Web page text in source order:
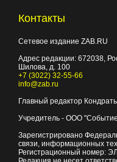
Контакты
Сетевое издание ZAB.RU
Адрес редакции: 672038,
Шилова, д. 100
+7 (3022) 32-55-66
info@zab.ru
Главный редактор
Учредитель - ООО
Зарегистрировано
связи, информационных
Регистрационный номер: